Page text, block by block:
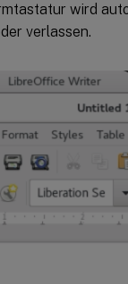
wird
verlassen.